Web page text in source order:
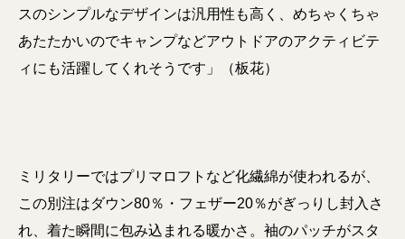
スのシンプルなデザインは汎用性も高く、めちゃくちゃ
あたたかいのでキャンプなどアウトドアのアクティビテ
ィにも活躍してくれそうです」（板花）
ミリタリーではプリマロフトなど化繊綿が使われるが、
この別注はダウン80％・フェザー20％がぎっりし封入さ
れ、着た瞬間に包み込まれる暖かさ。袖のパッチがスタ